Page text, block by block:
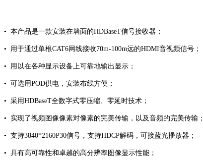
• 本产品是一款安装在墙面的HDBaseT信号接收器；
• 用于通过单根CAT6网线接收70m-100m远的HDMI音视频信号；
• 用以在各种显示设备上可靠地输出显示；
• 可选用POD供电，安装布线方便；
• 采用HDBaseT全数字式零压缩、零延时技术；
• 实现了视频图像像素对像素的完美传输，以及音频的完美传输；
• 支持3840*2160P30信号，支持HDCP解码，可接蓝光播放器；
• 具有高可靠性和卓越的高分辨率图像显示性能；